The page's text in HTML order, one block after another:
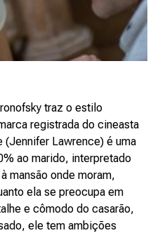
traz o estilo
registrada do cineasta
(Jennifer Lawrence) é uma
ao marido, interpretado
mansão onde moram,
ela se preocupa em
e cômodo do casarão,
ele tem ambições